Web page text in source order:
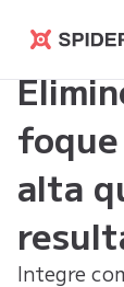
Spider
alta
Integre